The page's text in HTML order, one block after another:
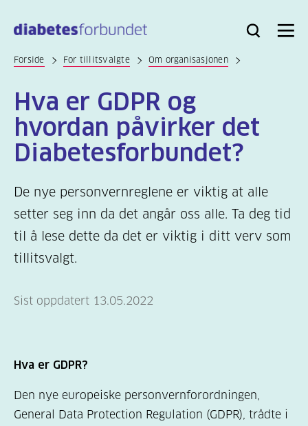
hovedinnhold
Bli
Logg
Søk Meny
Forside For tillitsvalgte Om organisasjonen
Hva er GDPR og
hvordan påvirker det
Diabetesforbundet?
De nye personvernreglene er viktig at alle
setter seg inn da det angår oss alle. Ta deg tid
til å lese dette da det er viktig i ditt verv som
tillitsvalgt.
Sist oppdatert 13.05.2022
Hva er GDPR?
Den nye europeiske personvernforordningen,
General Data Protection Regulation (GDPR), trådte i